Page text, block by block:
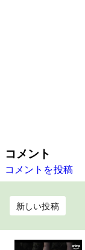
コメント
コメントを投稿
新しい投稿